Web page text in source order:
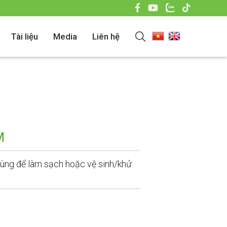
Tài liệu Media Liên hệ
để làm sạch hoặc vệ sinh/khử